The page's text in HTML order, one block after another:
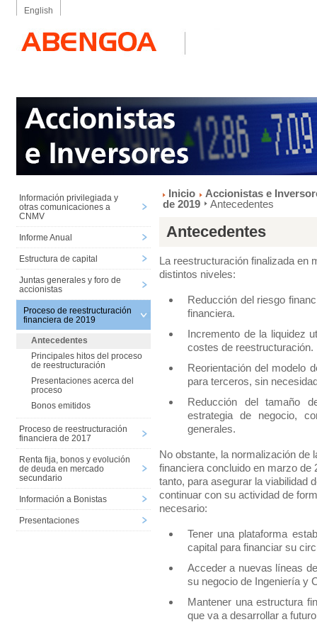
English
Información privilegiada y
otras comunicaciones a
CNMV
Informe Anual
Estructura de capital
Juntas generales y foro de
accionistas
Proceso de reestructuración
financiera de 2019
Antecedentes
Principales hitos del proceso
de reestructuración
Presentaciones acerca del
proceso
Bonos emitidos
Proceso de reestructuración
financiera de 2017
Renta fija, bonos y evolución
de deuda en mercado
secundario
Información a Bonistas
Presentaciones
Inicio
Accionistas e
de 2019
Antecedentes
Antecedentes
La reestructuración finalizada en
distintos niveles:
Reducción del riesgo
financiera.
Incremento de la liquidez
costes de reestructuración.
Reorientación del modelo
para terceros, sin
Reducción del tamaño
estrategia de negocio,
generales.
No obstante, la normalización de
financiera concluido en marzo de
tanto, para asegurar la viabilidad
continuar con su actividad de
necesario:
Tener una plataforma
capital para financiar su
Acceder a nuevas líneas
su negocio de Ingeniería y
Mantener una estructura
que va a desarrollar a